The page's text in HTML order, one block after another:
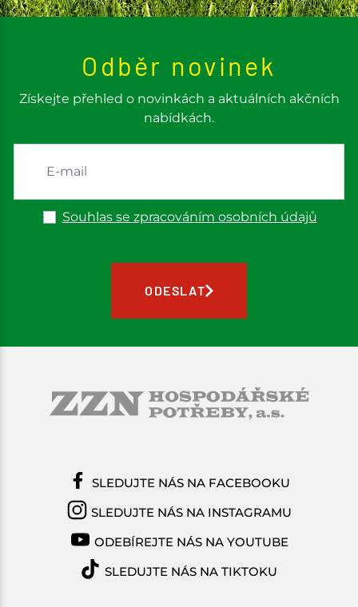
Odběr novinek
Získejte přehled o novinkách a aktuálních akčních
nabídkách.
Souhlas se zpracováním osobních údajů
ODESLAT
SLEDUJTE NÁS NA FACEBOOKU
SLEDUJTE NÁS NA INSTAGRAMU
ODEBÍREJTE NÁS NA YOUTUBE
SLEDUJTE NÁS NA TIKTOKU